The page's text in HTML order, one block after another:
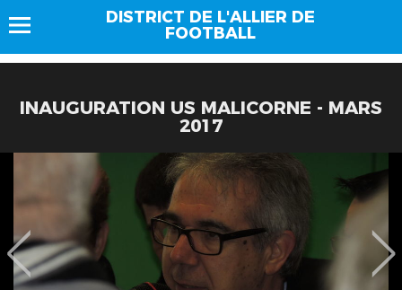
DISTRICT DE L'ALLIER DE
FOOTBALL
INAUGURATION US MALICORNE - MARS
2017